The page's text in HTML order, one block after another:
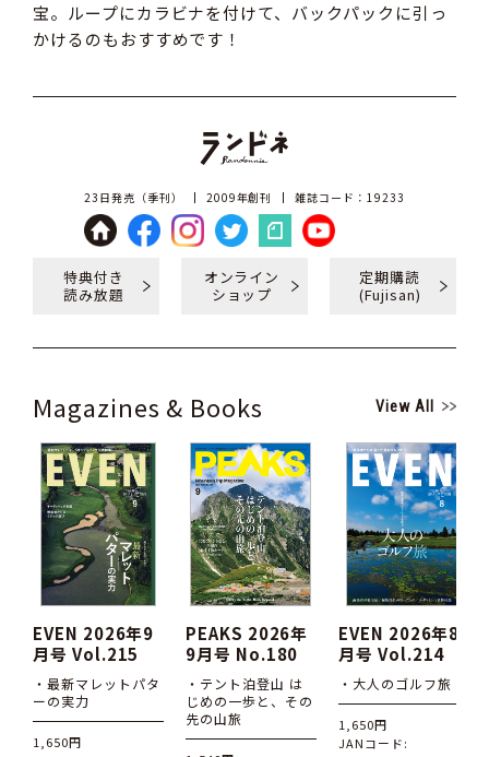
宝。ループにカラビナを付けて、バックパックに引っ
かけるのもおすすめです！
23日発売（季刊） 2009年創刊 雑誌コード：19233
特典付き
読み放題
オンライン
ショップ
定期購読
(Fujisan)
Magazines & Books View All
EVEN 2026年9
月号 Vol.215
・最新マレットパタ
ーの実力
1,650円
PEAKS 2026年
9月号 No.180
・テント泊登山 は
じめの一歩と、その
先の山旅
EVEN 2026年8
月号 Vol.214
・大人のゴルフ旅
1,650円
JANコード: